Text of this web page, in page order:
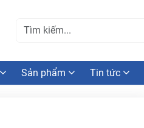
Sản phẩm Tin tức